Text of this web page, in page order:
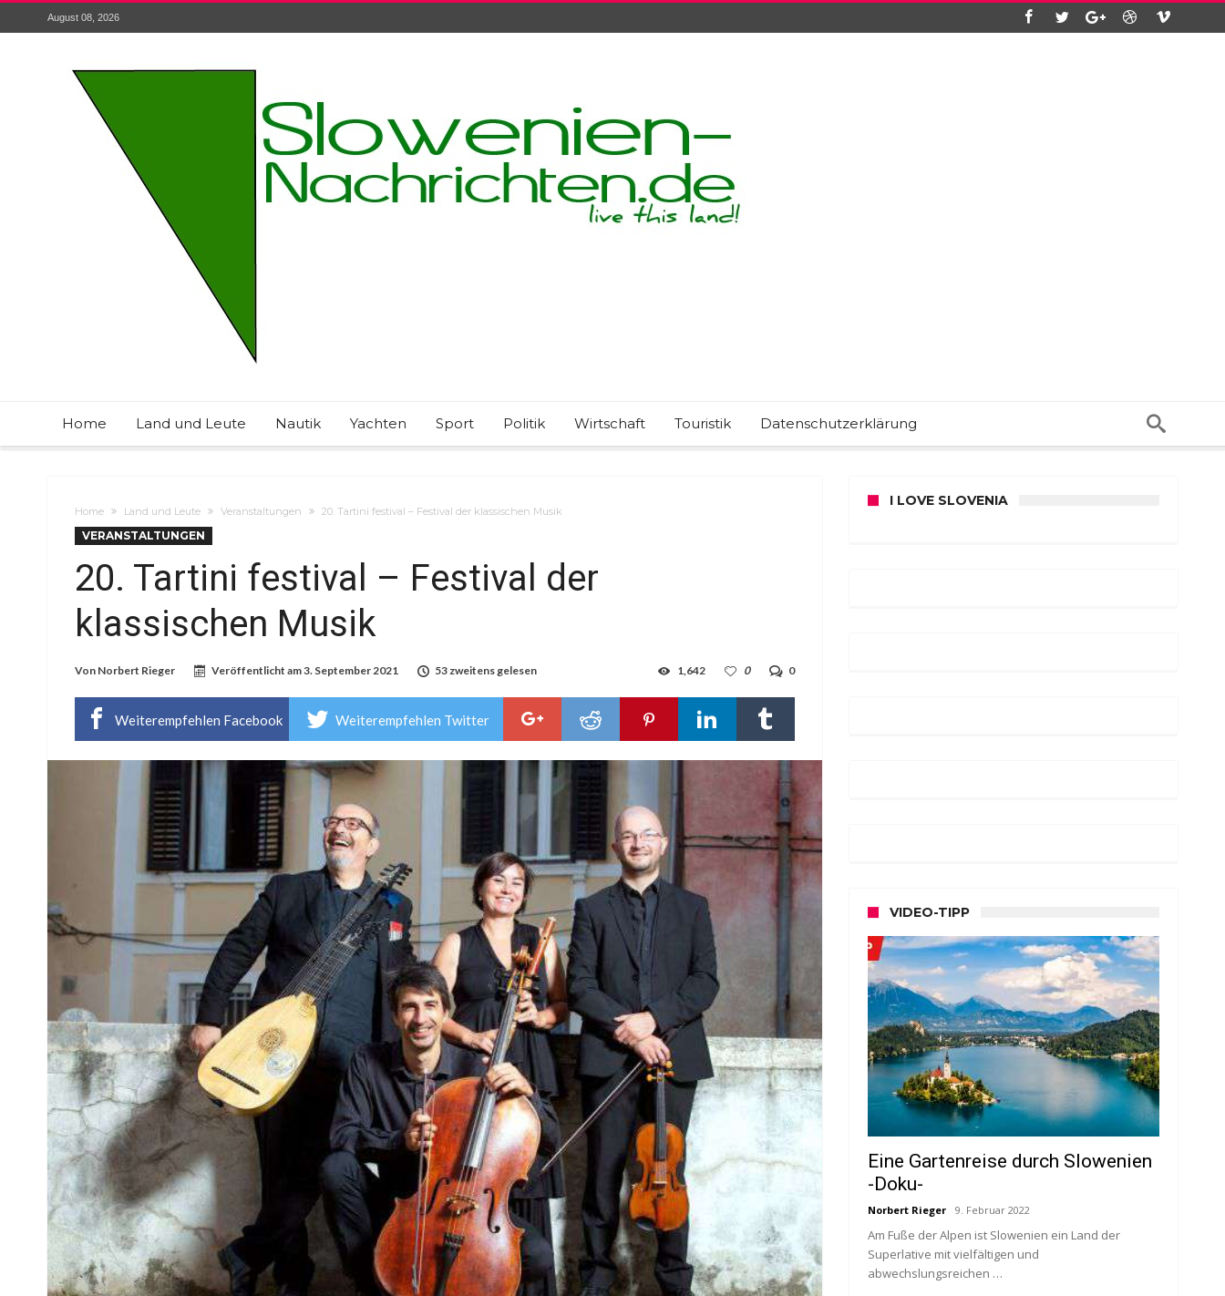
August 08, 2026
Home Land und Leute Nautik Yachten Sport Politik Wirtschaft Touristik Datenschutzerklärung
Home Land und Leute Veranstaltungen 20. Tartini festival – Festival der klassischen Musik
VERANSTALTUNGEN
20. Tartini festival – Festival der
klassischen Musik
Von Norbert Rieger Veröffentlicht am3. September 2021 53 zweitens gelesen 0
0
1,642
Weiterempfehlen Facebook Weiterempfehlen Twitter
I LOVE SLOVENIA
VIDEO-TIPP
Eine Gartenreise durch Slowenien
-Doku-
Norbert Rieger 9. Februar 2022
Am Fuße der Alpen ist Slowenien ein Land der
Superlative mit vielfältigen und
abwechslungsreichen …